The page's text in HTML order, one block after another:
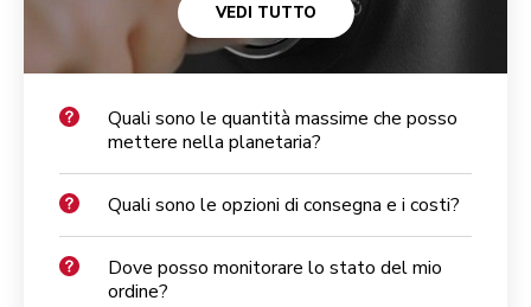
VEDI TUTTO
Quali sono le quantità massime che posso
mettere nella planetaria?
Quali sono le opzioni di consegna e i costi?
Dove posso monitorare lo stato del mio
ordine?